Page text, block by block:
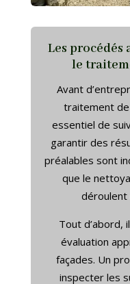
Les
le
Avant
traitement
essentiel de
garantir des
préalables sont
que le
déroulent
Tout d’abord,
évaluation
façades. Un
inspecter les